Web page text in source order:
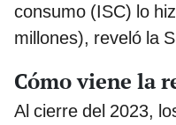
consumo (ISC) lo
millones), reveló la
Cómo viene la
Al cierre del 2023,